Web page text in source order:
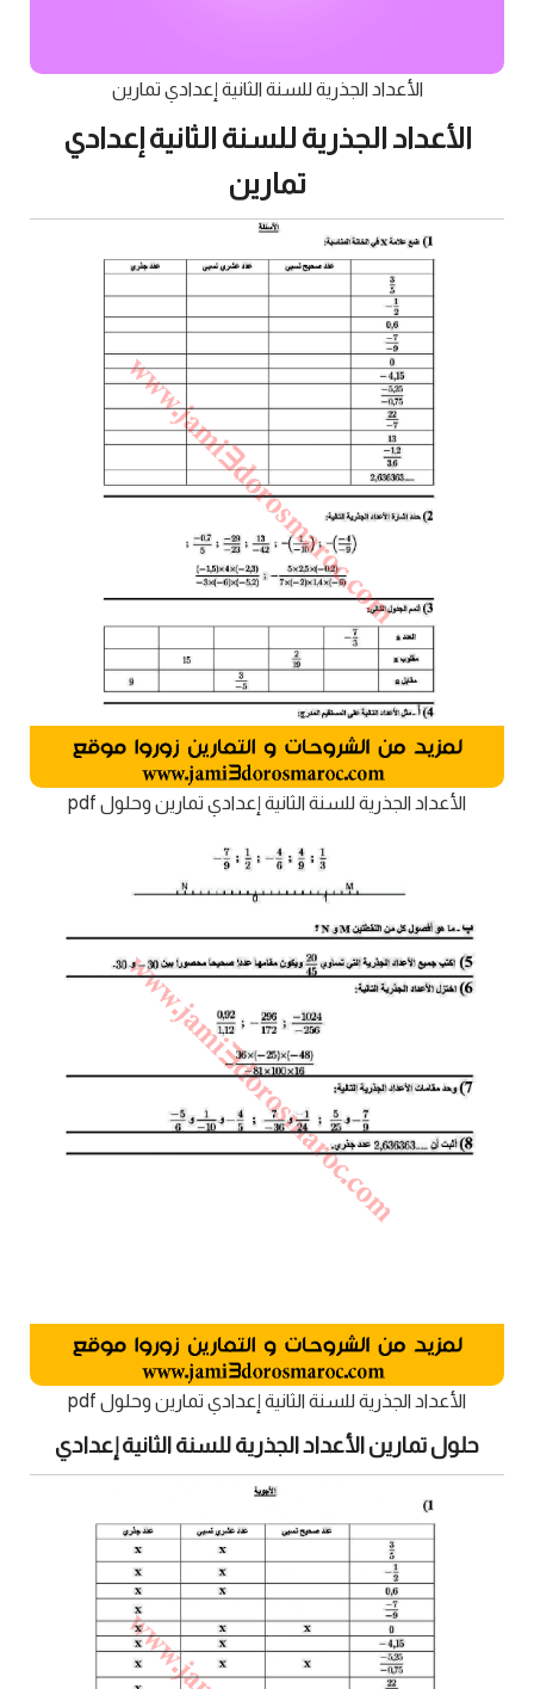
الأعداد الجذرية للسنة الثانية إعدادي تمارين
الأعداد الجذرية للسنة الثانية إعدادي
تمارين
الأعداد الجذرية للسنة الثانية إعدادي تمارين وحلول pdf
الأعداد الجذرية للسنة الثانية إعدادي تمارين وحلول pdf
حلول تمارين الأعداد الجذرية للسنة الثانية إعدادي